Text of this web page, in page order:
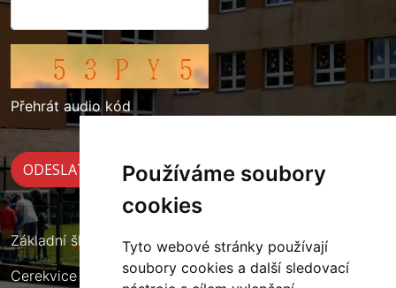
Používáme soubory
cookies
Tyto webové stránky používají
soubory cookies a další sledovací
Přehrát audio kód
Základní škola Cerekvice nad Loučnou
Cerekvice nad Loučnou 135